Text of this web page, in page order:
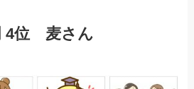
4位 麦さん